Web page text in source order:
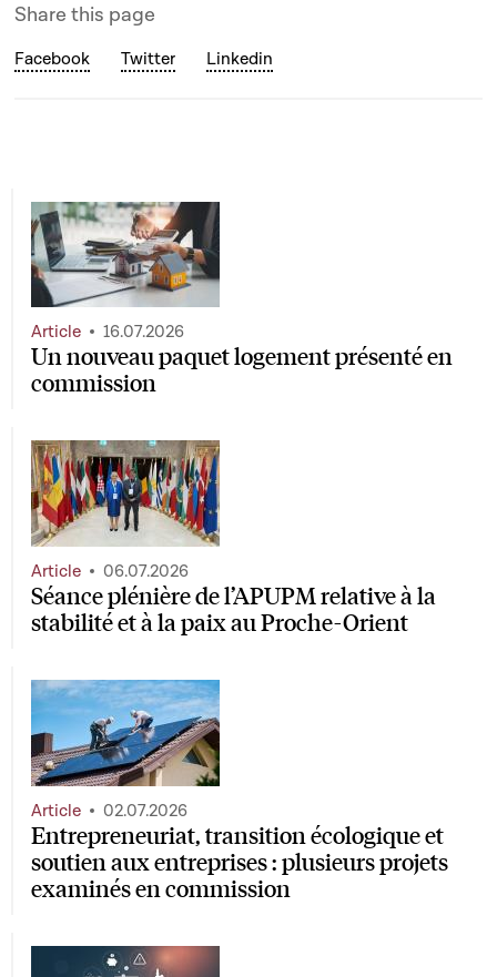
Share this page
Facebook Twitter Linkedin
Un nouveau paquet logement présenté en
commission
Article 16.07.2026
Séance plénière de l’APUPM relative à la
stabilité et à la paix au Proche-Orient
Article 06.07.2026
Entrepreneuriat, transition écologique et
soutien aux entreprises : plusieurs projets
examinés en commission
Article 02.07.2026